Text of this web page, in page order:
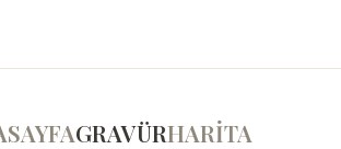
GRAVÜRHARİTA